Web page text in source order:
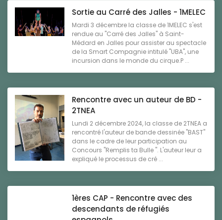
Sortie au Carré des Jalles - 1MELEC
Mardi 3 décembre la classe de 1MELEC s'est
rendue au "Carré des Jalles" à Saint-
Médard en Jalles pour assister au spectacle
de la Smart Compagnie intitulé "UBA", une
incursion dans le monde du cirque.P ...
Rencontre avec un auteur de BD -
2TNEA
Lundi 2 décembre 2024, la classe de 2TNEA a
rencontré l'auteur de bande dessinée "BAST"
dans le cadre de leur participation au
Concours "Remplis ta Bulle ". L'auteur leur a
expliqué le processus de cré ...
1ères CAP - Rencontre avec des
descendants de réfugiés